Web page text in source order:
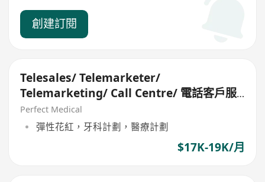
創建訂閱
Telesales/ Telemarketer/
Telemarketing/ Call Centre/ 電話客戶服
務員
Perfect Medical
彈性花紅，牙科計劃，醫療計劃
$17K-19K/月